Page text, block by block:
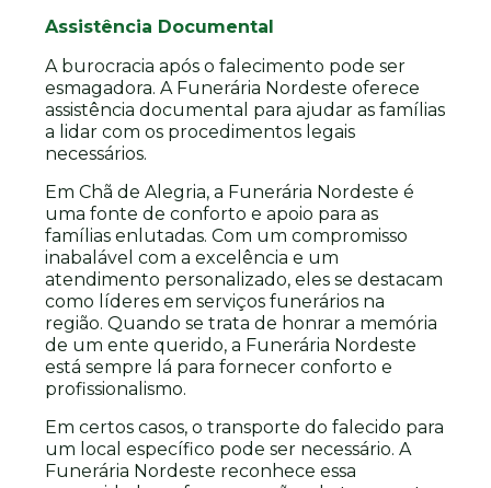
Assistência Documental
A burocracia após o falecimento pode ser
esmagadora. A Funerária Nordeste oferece
assistência documental para ajudar as famílias
a lidar com os procedimentos legais
necessários.
Em Chã de Alegria, a Funerária Nordeste é
uma fonte de conforto e apoio para as
famílias enlutadas. Com um compromisso
inabalável com a excelência e um
atendimento personalizado, eles se destacam
como líderes em serviços funerários na
região. Quando se trata de honrar a memória
de um ente querido, a Funerária Nordeste
está sempre lá para fornecer conforto e
profissionalismo.
Em certos casos, o transporte do falecido para
um local específico pode ser necessário. A
Funerária Nordeste reconhece essa